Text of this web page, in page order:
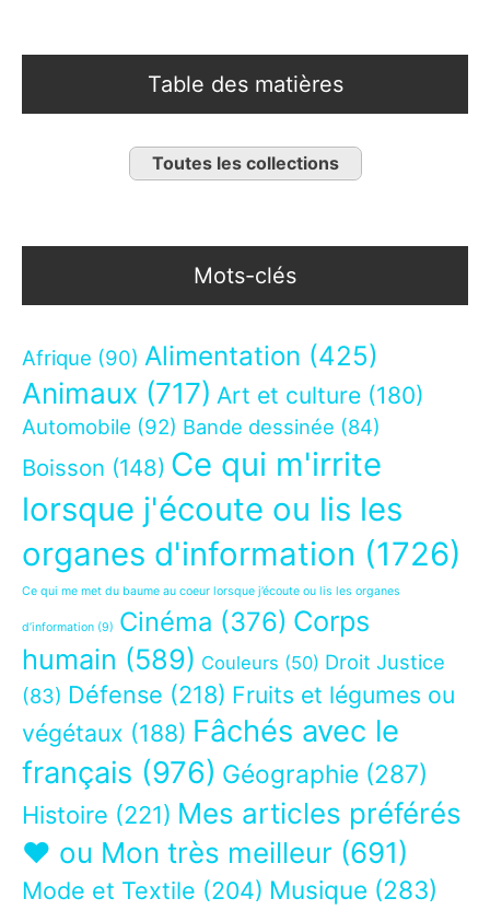
Table des matières
Toutes les collections
Mots-clés
Afrique (90) Alimentation (425)
Animaux (717) Art et culture (180)
Automobile (92) Bande dessinée (84)
Boisson (148) Ce qui m'irrite
lorsque j'écoute ou lis les
organes d'information (1726)
Ce qui me met du baume au coeur lorsque j’écoute ou lis les organes
d’information (9) Cinéma (376) Corps
humain (589) Couleurs (50) Droit Justice
(83) Défense (218) Fruits et légumes ou
végétaux (188) Fâchés avec le
français (976) Géographie (287)
Histoire (221) Mes articles préférés
❤ ou Mon très meilleur (691)
Mode et Textile (204) Musique (283)